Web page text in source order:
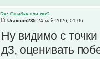
Re: Ошибка или как?
Uranium235 24 май 2026, 01:06
Ну видимо с
д3, оценивать